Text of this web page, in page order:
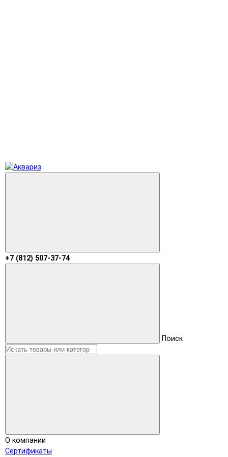
+7 (812) 507-37-74
Поиск
О компании
Сертификаты